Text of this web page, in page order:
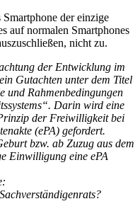
Smartphone der einzige
auf normalen Smartphones
nicht zu.
der Entwicklung im
Gutachten unter dem Titel
und Rahmenbedingungen
Darin wird eine
der Freiwilligkeit bei
(ePA) gefordert.
bzw. ab Zuzug aus dem
Einwilligung eine ePA